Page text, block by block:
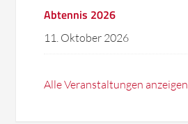
Abtennis 2026
11. Oktober 2026
Alle Veranstaltungen anzeigen